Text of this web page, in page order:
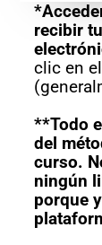
recibir
clic en
**Todo
del
curso.
ningún
porque